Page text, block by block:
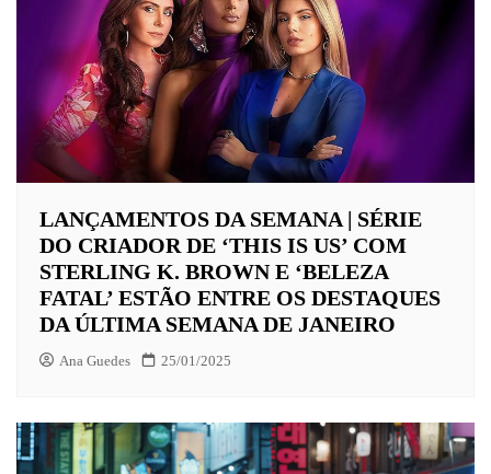
LANÇAMENTOS DA SEMANA | SÉRIE
DO CRIADOR DE ‘THIS IS US’ COM
STERLING K. BROWN E ‘BELEZA
FATAL’ ESTÃO ENTRE OS DESTAQUES
DA ÚLTIMA SEMANA DE JANEIRO
Ana Guedes 25/01/2025